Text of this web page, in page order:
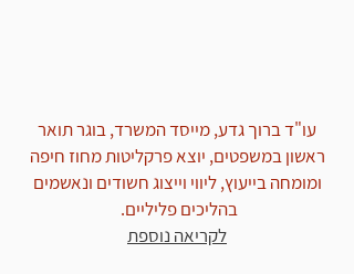
עו"ד ברוך גדע, מייסד המשרד, בוגר תואר
ראשון במשפטים, יוצא פרקליטות מחוז חיפה
ומומחה בייעוץ, ליווי וייצוג חשודים ונאשמים
בהליכים פליליים.
לקריאה נוספת